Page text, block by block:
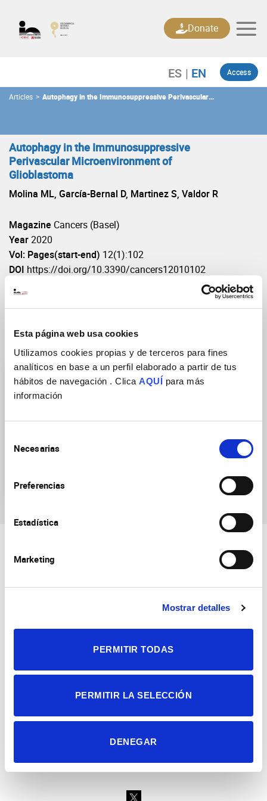
Esta página web usa cookies
Utilizamos cookies propias y de terceros para fines
analíticos en base a un perfil elaborado a partir de tus
hábitos de navegación . Clica AQUÍ para más
información
Necesarias
Preferencias
Estadística
Marketing
Mostrar detalles
PERMITIR TODAS
PERMITIR LA SELECCIÓN
DENEGAR
content
Access
Donate
Articles > Autophagy in the Immunosuppressive Perivascular
Autophagy in the Immunosuppressive
Perivascular Microenvironment of
Glioblastoma
Molina ML, García-Bernal D, Martinez S, Valdor R
Magazine Cancers (Basel)
Year2020
Vol: Pages(start-end) 12(1):102
DOI https://doi.org/10.3390/cancers12010102
Research Groups
Neurobiology of mental,
neurodegenerative and
diseases
Campus de San Juan | Sant Joan d’Alacant
Alicante | España
Tel. + 34 965 23 37 00